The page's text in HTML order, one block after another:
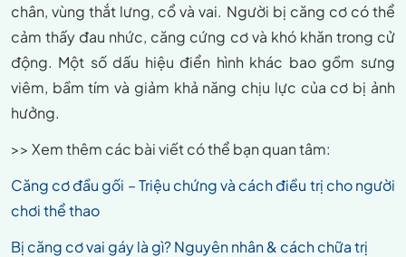
chân, vùng thắt lưng, cổ và vai. Người bị căng cơ có thể
cảm thấy đau nhức, căng cứng cơ và khó khăn trong cử
động. Một số dấu hiệu điển hình khác bao gồm sưng
viêm, bầm tím và giảm khả năng chịu lực của cơ bị ảnh
hưởng.
>> Xem thêm các bài viết có thể bạn quan tâm:
Căng cơ đầu gối – Triệu chứng và cách điều trị cho người
chơi thể thao
Bị căng cơ vai gáy là gì? Nguyên nhân & cách chữa trị